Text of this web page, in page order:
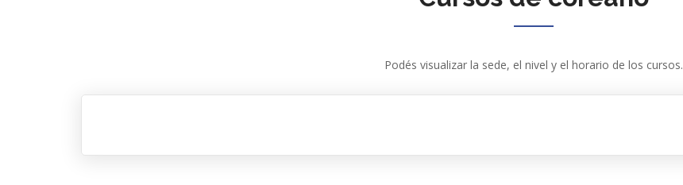
Podés visualizar la sede, el nivel y el horario de los cursos.